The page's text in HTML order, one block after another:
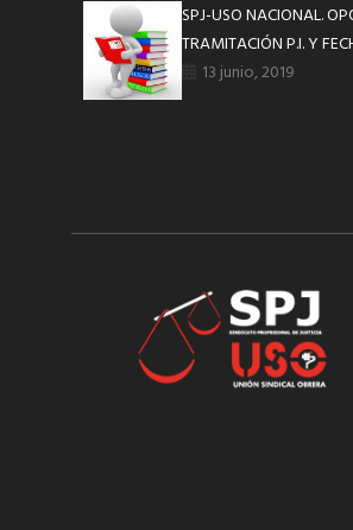
SPJ-USO NACIONAL.
TRAMITACIÓN P.I. Y
13 junio, 2019